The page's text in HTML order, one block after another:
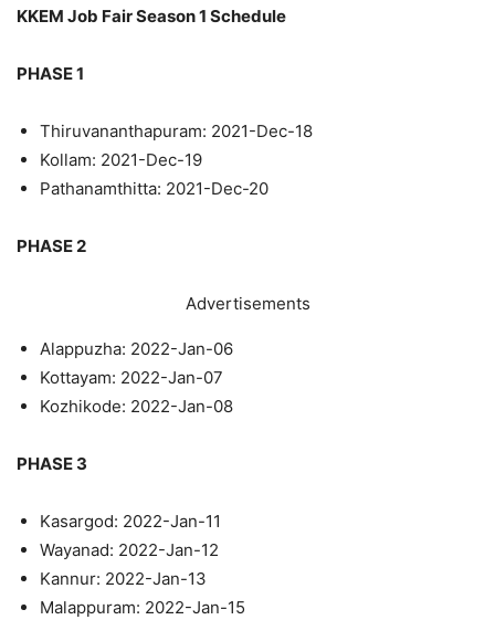
KKEM Job Fair Season 1 Schedule
PHASE 1
Thiruvananthapuram: 2021-Dec-18
Kollam: 2021-Dec-19
Pathanamthitta: 2021-Dec-20
PHASE 2
Advertisements
Alappuzha: 2022-Jan-06
Kottayam: 2022-Jan-07
Kozhikode: 2022-Jan-08
PHASE 3
Kasargod: 2022-Jan-11
Wayanad: 2022-Jan-12
Kannur: 2022-Jan-13
Malappuram: 2022-Jan-15